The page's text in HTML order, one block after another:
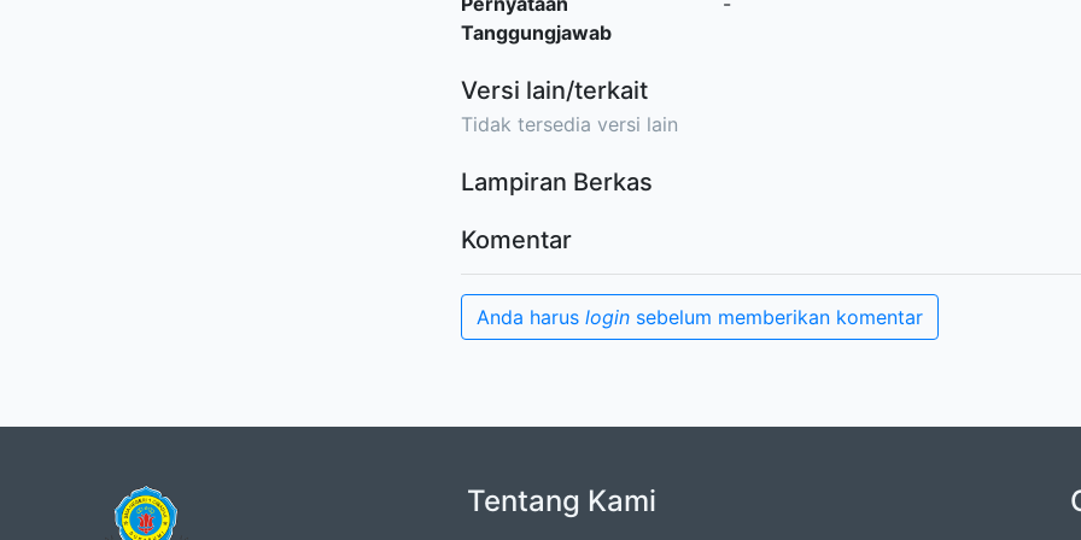
Tanggungjawab
Versi lain/terkait
Tidak tersedia versi lain
Lampiran Berkas
Komentar
Anda harus login sebelum memberikan komentar
Tentang Kami